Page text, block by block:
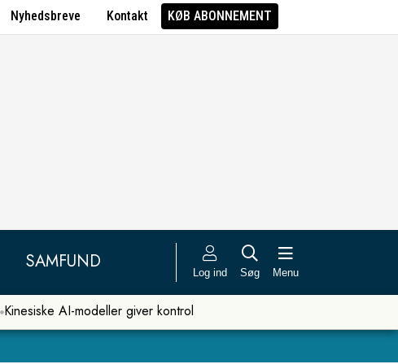
Nyhedsbreve Kontakt KØB ABONNEMENT
SAMFUND Log ind Søg Menu
Kinesiske AI-modeller giver kontrol